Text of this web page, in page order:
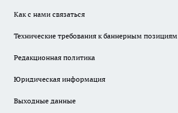
Как с нами связаться
Технические требования к баннерным позициям
Редакционная политика
Юридическая информация
Выходные данные